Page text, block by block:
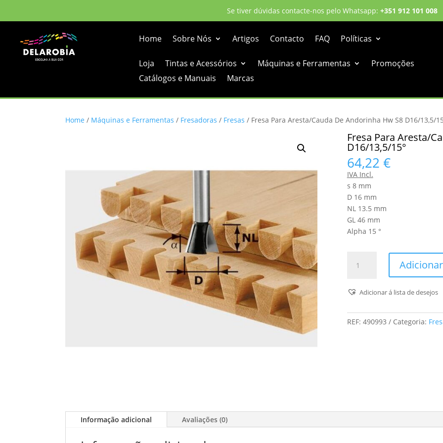
Se tiver dúvidas contacte-nos pelo Whatsapp: +351 912 101 008
Home Sobre Nós Artigos Contacto FAQ Políticas
Loja Tintas e Acessórios Máquinas e Ferramentas
Promoções
Catálogos e Manuais
Marcas
Home / Máquinas e Ferramentas / Fresadoras / Fresas / Fresa Para Aresta/Cauda De Andorinha Hw S8 D16/13,5/
Fresa Para Aresta/
D16/13,5/15°
64,22 €
IVA Incl.
s 8 mm
D 16 mm
NL 13.5 mm
GL 46 mm
Alpha 15 °
Para
De
Andorinha
Adicionar
Adicionar á lista de desejos
REF: 490993 Categoria:
Informação adicional Avaliações (0)